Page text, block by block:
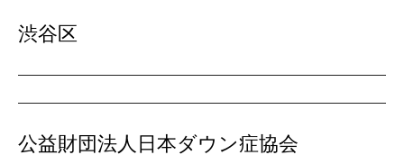
渋谷区
公益財団法人日本ダウン症協会